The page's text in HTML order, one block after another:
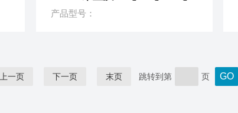
产品型号：
上一页 下一页 末页 跳转到第 页